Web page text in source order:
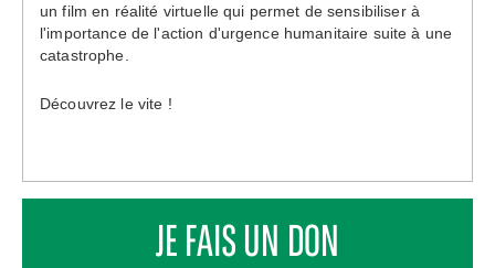
un film en réalité virtuelle qui permet de sensibiliser à
l'importance de l'action d'urgence humanitaire suite à une
catastrophe.
Découvrez le vite !
JE FAIS UN DON